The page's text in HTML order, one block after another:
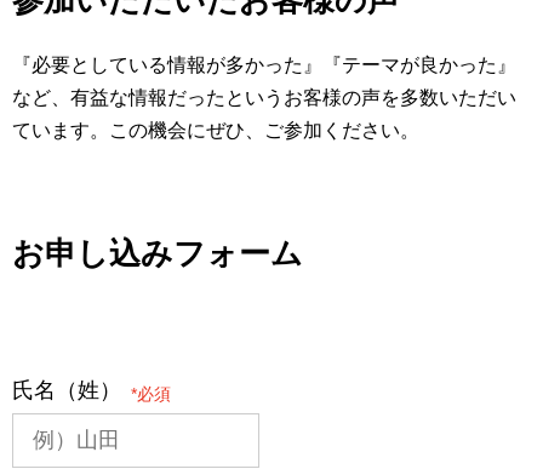
『必要としている情報が多かった』『テーマが良かった』
など、有益な情報だったというお客様の声を多数いただい
ています。この機会にぜひ、ご参加ください。
お申し込みフォーム
氏名（姓） *